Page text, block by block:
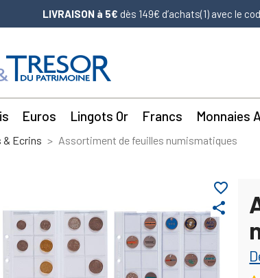
LIVRAISON à 5€ dès 149€ d’achats(1) avec le
Euros Lingots Or Francs Monnaies
& Ecrins Assortiment de feuilles numismatiques
share
favorite_border